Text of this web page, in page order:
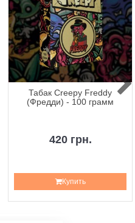
Табак Creepy Freddy
(Фредди) - 100 грамм
420 грн.
Купить